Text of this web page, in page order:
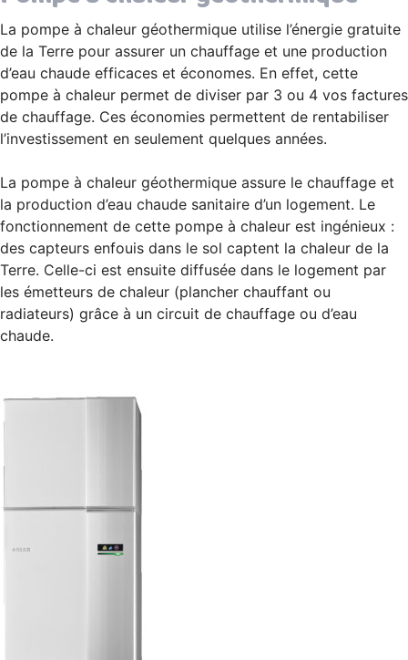
La pompe à chaleur géothermique utilise l’énergie gratuite
de la Terre pour assurer un chauffage et une production
d’eau chaude efficaces et économes. En effet, cette
pompe à chaleur permet de diviser par 3 ou 4 vos factures
de chauffage. Ces économies permettent de rentabiliser
l’investissement en seulement quelques années.
La pompe à chaleur géothermique assure le chauffage et
la production d’eau chaude sanitaire d’un logement. Le
fonctionnement de cette pompe à chaleur est ingénieux :
des capteurs enfouis dans le sol captent la chaleur de la
Terre. Celle-ci est ensuite diffusée dans le logement par
les émetteurs de chaleur (plancher chauffant ou
radiateurs) grâce à un circuit de chauffage ou d’eau
chaude.